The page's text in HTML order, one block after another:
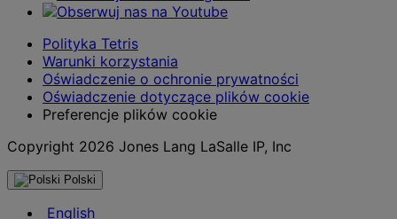
Polityka Tetris
Warunki korzystania
Oświadczenie o ochronie prywatności
Oświadczenie dotyczące plików cookie
Preferencje plików cookie
Copyright 2026 Jones Lang LaSalle IP, Inc
Polski
English